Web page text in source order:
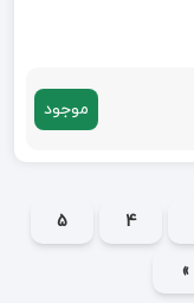
موجود
4
5
»